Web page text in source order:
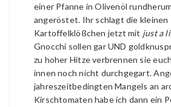
einer Pfanne in Olivenöl
angeröstet. Ihr schlagt die kleinen
Kartoffelklößchen jetzt mit just a
Gnocchi sollen gar UND
zu hoher Hitze verbrennen sie
innen noch nicht durchgegart.
jahreszeitbedingten Mangels an
Kirschtomaten habe ich dann ein